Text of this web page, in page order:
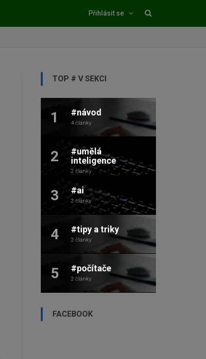
Přihlásit se
TOP # V SEKCI
1 #návod
4 články
2
#umělá
inteligence
2 články
3 #ai
2 články
4 #tipy a triky
2 články
5 #počítače
2 články
FACEBOOK